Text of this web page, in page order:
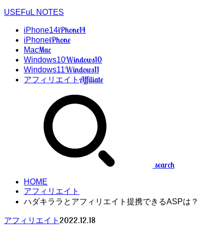
USEFuL NOTES
iPhone14iPhone14
iPhoneiPhone
MacMac
Windows10Windows10
Windows11Windows11
アフィリエイトAffiliate
search
HOME
アフィリエイト
ハダキララとアフィリエイト提携できるASPは？
アフィリエイト 2022.12.18